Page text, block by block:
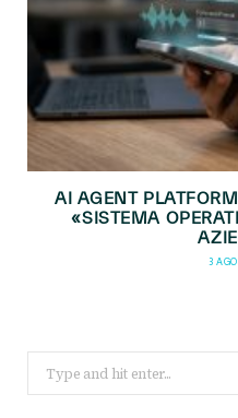
AI AGENT
«SISTEMA
3
for: